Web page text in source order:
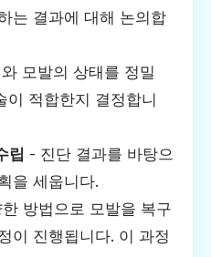
는 결과에 대해 논의합
모발의 상태를 정밀
이 적합한지 결정합니
립 - 진단 결과를 바탕으
을 세웁니다.
방법으로 모발을 복구
이 진행됩니다. 이 과정